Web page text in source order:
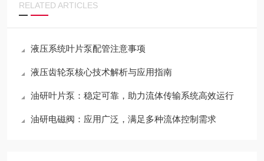
RELATED ARTICLES
液压系统叶片泵配管注意事项
液压齿轮泵核心技术解析与应用指南
油研叶片泵：稳定可靠，助力流体传输系统高效运行
油研电磁阀：应用广泛，满足多种流体控制需求